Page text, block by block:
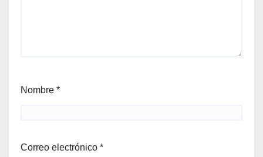
Nombre *
Correo electrónico *